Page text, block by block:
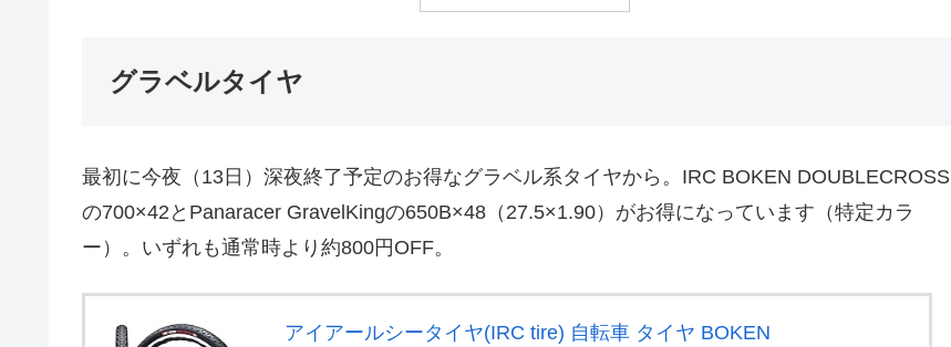
グラベルタイヤ
最初に今夜（13日）深夜終了予定のお得なグラベル系タイヤから。IRC BOKEN DOUBLECROSS
の700×42とPanaracer GravelKingの650B×48（27.5×1.90）がお得になっています（特定カラ
ー）。いずれも通常時より約800円OFF。
アイアールシータイヤ(IRC tire) 自転車 タイヤ BOKEN